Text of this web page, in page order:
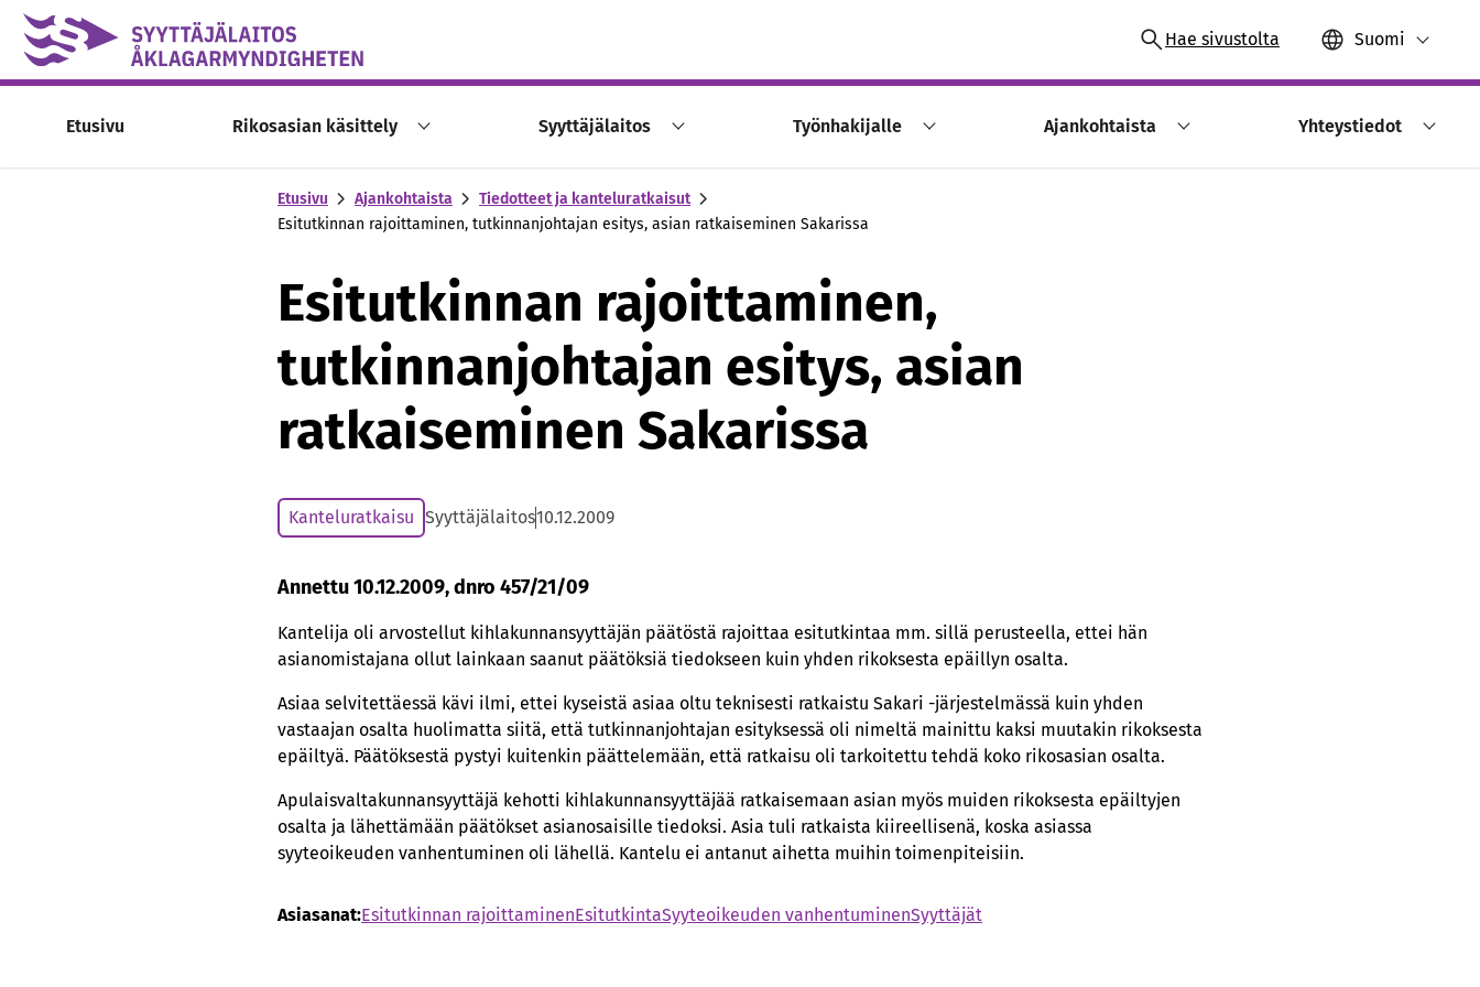
Skip to content -saavutettavuusohje
Hae sivustolta Suomi
Etusivu Rikosasian käsittely Syyttäjälaitos Työnhakijalle Ajankohtaista Yhteystiedot
Etusivu Ajankohtaista
Tiedotteet ja kanteluratkaisut
Esitutkinnan rajoittaminen, tutkinnanjohtajan esitys, asian ratkaiseminen Sakarissa
Esitutkinnan rajoittaminen,
tutkinnanjohtajan esitys, asian
ratkaiseminen Sakarissa
Kanteluratkaisu Syyttäjälaitos10.12.2009
Annettu 10.12.2009, dnro 457/21/09
Kantelija oli arvostellut kihlakunnansyyttäjän päätöstä rajoittaa esitutkintaa mm. sillä perusteella, ettei hän
asianomistajana ollut lainkaan saanut päätöksiä tiedokseen kuin yhden rikoksesta epäillyn osalta.
Asiaa selvitettäessä kävi ilmi, ettei kyseistä asiaa oltu teknisesti ratkaistu Sakari -järjestelmässä kuin yhden
vastaajan osalta huolimatta siitä, että tutkinnanjohtajan esityksessä oli nimeltä mainittu kaksi muutakin rikoksesta
epäiltyä. Päätöksestä pystyi kuitenkin päättelemään, että ratkaisu oli tarkoitettu tehdä koko rikosasian osalta.
Apulaisvaltakunnansyyttäjä kehotti kihlakunnansyyttäjää ratkaisemaan asian myös muiden rikoksesta epäiltyjen
osalta ja lähettämään päätökset asianosaisille tiedoksi. Asia tuli ratkaista kiireellisenä, koska asiassa
syyteoikeuden vanhentuminen oli lähellä. Kantelu ei antanut aihetta muihin toimenpiteisiin.
Asiasanat:Esitutkinnan rajoittaminenEsitutkintaSyyteoikeuden vanhentuminenSyyttäjät